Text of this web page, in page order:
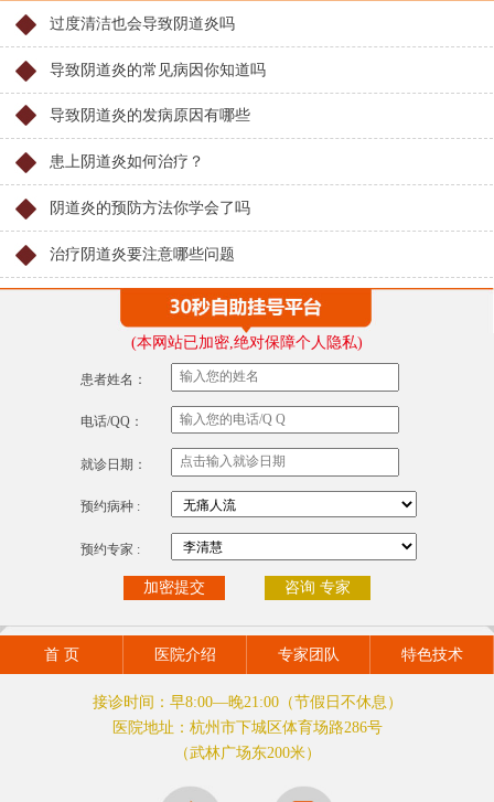
过度清洁也会导致阴道炎吗
导致阴道炎的常见病因你知道吗
导致阴道炎的发病原因有哪些
患上阴道炎如何治疗？
阴道炎的预防方法你学会了吗
治疗阴道炎要注意哪些问题
(本网站已加密,绝对保障个人隐私)
患者姓名：
电话/QQ：
就诊日期：
预约病种 :
预约专家 :
咨询 专家
首 页 医院介绍 专家团队 特色技术
接诊时间：早8:00—晚21:00（节假日不休息）
医院地址：杭州市下城区体育场路286号
（武林广场东200米）